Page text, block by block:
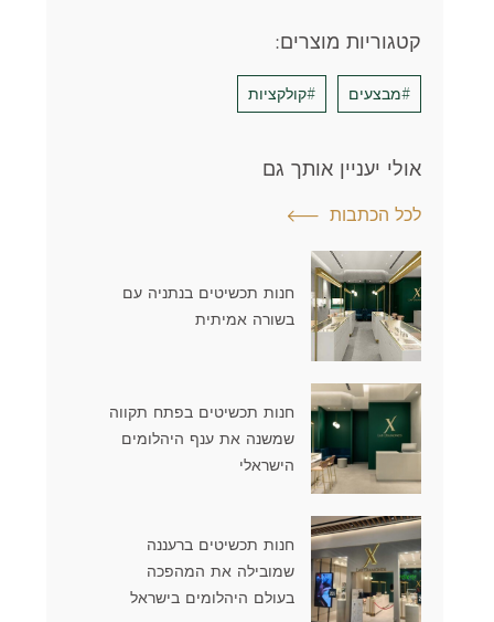
קטגוריות מוצרים:
#מבצעים #קולקציות
אולי יעניין אותך גם
לכל הכתבות
חנות תכשיטים בנתניה עם
בשורה אמיתית
חנות תכשיטים בפתח תקווה
שמשנה את ענף היהלומים
הישראלי
חנות תכשיטים ברעננה
שמובילה את המהפכה
בעולם היהלומים בישראל